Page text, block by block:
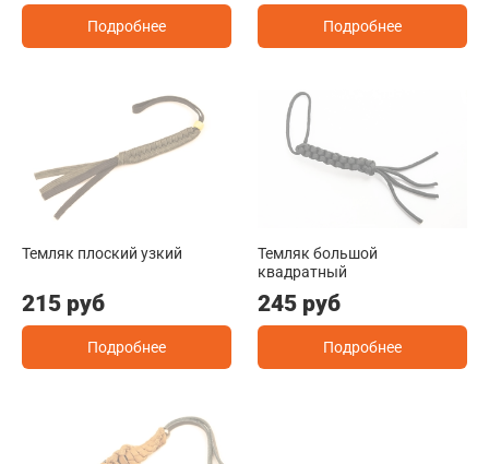
Подробнее Подробнее
Темляк плоский узкий
215 руб
Подробнее
Темляк большой
квадратный
245 руб
Подробнее